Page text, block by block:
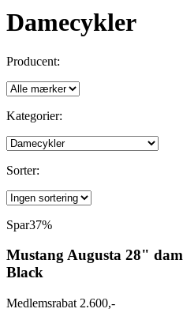
Damecykler
Producent:
Kategorier:
Sorter:
Spar37%
Mustang Augusta 28"
Black
Medlemsrabat 2.600,-